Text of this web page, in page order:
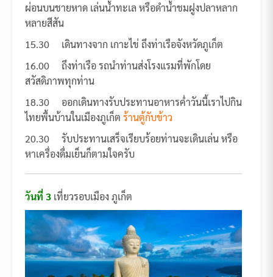
ผ่อนบนชายหาด เล่นน้ำทะเล หรือดำน้ำชมฝูงปลาหลาก
หลายสีสัน
15.30 เดินทางจาก เกาะไข่ ถึงท่าเรือจังหวัดภูเก็ต
16.00 ถึงท่าเรือ รถนำท่านส่งโรงแรมที่พักโดย
สวัสดิภาพทุกท่าน
18.30 ออกเดินทางรับประทานอาหารค่ำวันนี้เราไปกิน
ไทยพื้นบ้านในเมืองภูเก็ต ร้านตู้กับข้าว
20.30 รับประทานเสร็จเรียบร้อยท่านจะเดินเล่น หรือ
หาเครื่องดื่มเย็นก็ตามใจครับ
วันที่ 3 เที่ยวรอบเมือง ภูเก็ต